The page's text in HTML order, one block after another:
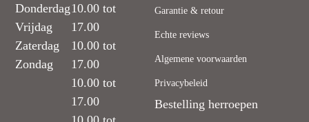
Donderdag
Vrijdag
Zaterdag
Zondag
10.00 tot
17.00
10.00 tot
17.00
10.00 tot
17.00
Garantie & retour
Echte reviews
Algemene voorwaarden
Privacybeleid
Bestelling herroepen